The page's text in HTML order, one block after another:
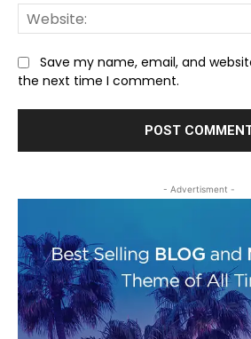
Save my name, email, and
the next time I comment.
- Advertisment -